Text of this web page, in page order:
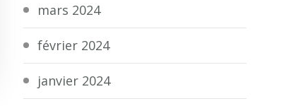
mars 2024
février 2024
janvier 2024